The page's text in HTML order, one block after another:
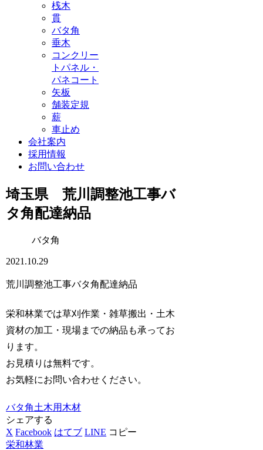
桟木
貫
バタ角
垂木
コンクリー
トパネル・
パネコート
矢板
舗装定規
薪
車止め
会社案内
採用情報
お問い合わせ
埼玉県 荒川調整池工事バ
タ角配達納品
バタ角
2021.10.29
荒川調整池工事バタ角配達納品
栄和林業では草刈作業・雑草搬出・土木
資材の加工・現場までの納品も承ってお
ります。
お見積りは無料です。
お気軽にお問い合わせください。
バタ角土木用木材
シェアする
X Facebook はてブ LINE コピー
栄和林業